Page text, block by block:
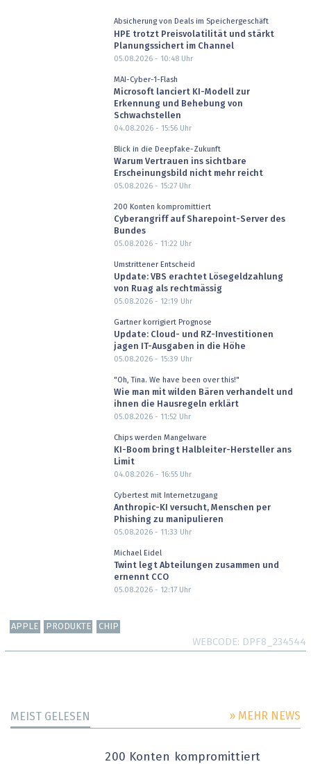
Absicherung von Deals im Speichergeschäft
HPE trotzt Preisvolatilität und stärkt
Planungssichert im Channel
05.08.2026 - 10:48Uhr
MAI-Cyber-1-Flash
Microsoft lanciert KI-Modell zur
Erkennung und Behebung von
Schwachstellen
04.08.2026 - 15:56Uhr
Blick in die Deepfake-Zukunft
Warum Vertrauen ins sichtbare
Erscheinungsbild nicht mehr reicht
05.08.2026 - 15:27Uhr
200 Konten kompromittiert
Cyberangriff auf Sharepoint-Server des
Bundes
05.08.2026 - 11:22 Uhr
Umstrittener Entscheid
Update: VBS erachtet Lösegeldzahlung
von Ruag als rechtmässig
05.08.2026 - 12:19 Uhr
Gartner korrigiert Prognose
Update: Cloud- und RZ-Investitionen
jagen IT-Ausgaben in die Höhe
05.08.2026 - 15:39 Uhr
"Oh, Tina. We have been over this!"
Wie man mit wilden Bären verhandelt und
ihnen die Hausregeln erklärt
05.08.2026 - 11:52 Uhr
Chips werden Mangelware
KI-Boom bringt Halbleiter-Hersteller ans
Limit
04.08.2026 - 16:55Uhr
Cybertest mit Internetzugang
Anthropic-KI versucht, Menschen per
Phishing zu manipulieren
05.08.2026 - 11:33 Uhr
Michael Eidel
Twint legt Abteilungen zusammen und
ernennt CCO
05.08.2026 - 12:17Uhr
APPLE PRODUKTE CHIP
WEBCODE DPF8_234544
MEIST GELESEN » MEHR NEWS
200 Konten kompromittiert